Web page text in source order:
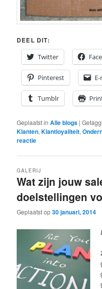
DEEL DIT:
Twitter
Pinterest
Tumblr
Geplaatst in Alle blogs |
Klanten,Klantloyaliteit,
reactie
Wat zijn jouw
doelstellingen
GALERIJ
Geplaatst op30 januari, 2014